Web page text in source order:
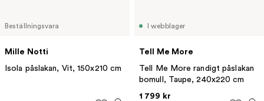
Beställningsvara
Mille Notti
Isola påslakan, Vit, 150x210 cm
I webblager
Tell Me More
Tell Me More randigt påslakan
bomull, Taupe, 240x220 cm
1 799 kr